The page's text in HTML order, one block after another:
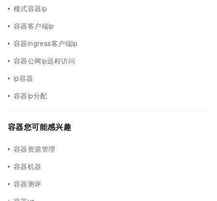
模式容器ip
容器客户端ip
容器ingress客户端ip
容器公网ip远程访问
ip容器
容器ip分配
容器您可能感兴趣
容器资源管理
容器机器
容器测评